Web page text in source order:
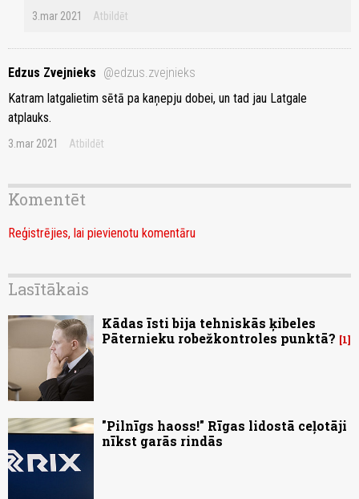
3.mar 2021 Atbildēt
Edzus Zvejnieks @edzus.zvejnieks
Katram latgalietim sētā pa kaņepju dobei, un tad jau Latgale
atplauks.
3.mar 2021 Atbildēt
Komentēt
Reģistrējies, lai pievienotu komentāru
Lasītākais
Kādas īsti bija tehniskās ķibeles
Pāternieku robežkontroles punktā?
1
"Pilnīgs haoss!" Rīgas lidostā ceļotāji
nīkst garās rindās